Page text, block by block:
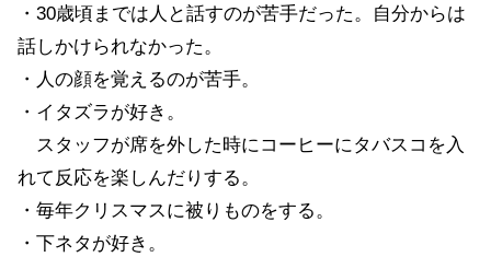
・30歳頃までは人と話すのが苦手だった。自分からは
話しかけられなかった。
・人の顔を覚えるのが苦手。
・イタズラが好き。
スタッフが席を外した時にコーヒーにタバスコを入
れて反応を楽しんだりする。
・毎年クリスマスに被りものをする。
・下ネタが好き。